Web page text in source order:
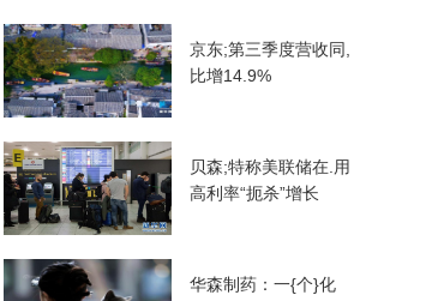
京东;第三季度营收同,
比增14.9%
贝森;特称美联储在.用
高利率“扼杀”增长
华森制药：一{个}化